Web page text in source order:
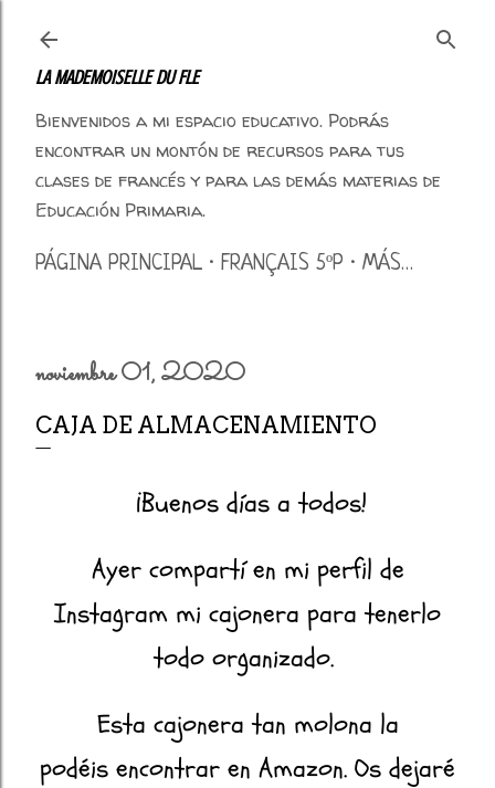
LA MADEMOISELLE DU FLE
Bienvenidos a mi espacio educativo. Podrás
encontrar un montón de recursos para tus
clases de francés y para las demás materias de
Educación Primaria.
PÁGINA PRINCIPAL FRANÇAIS 5ºP MÁS…
noviembre 01, 2020
CAJA DE ALMACENAMIENTO
¡Buenos días a todos!
Ayer compartí en mi perfil de
Instagram mi cajonera para tenerlo
todo organizado.
Esta cajonera tan molona la
podéis encontrar en Amazon. Os dejaré